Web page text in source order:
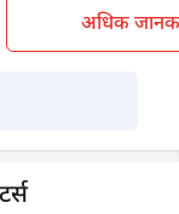
अधिक